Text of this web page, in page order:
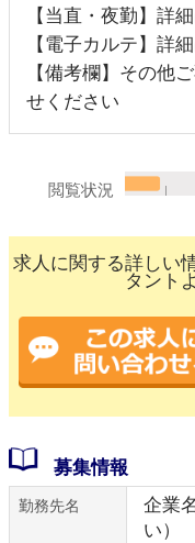
【当直・夜勤】詳
【電子カルテ】詳
【備考欄】その他
せください
閲覧状況
求人に関する詳しい
タント
募集情報
勤務先名
企業
い）